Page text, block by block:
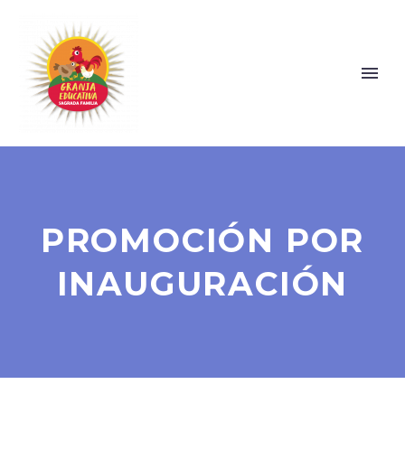
PROMOCIÓN POR
INAUGURACIÓN